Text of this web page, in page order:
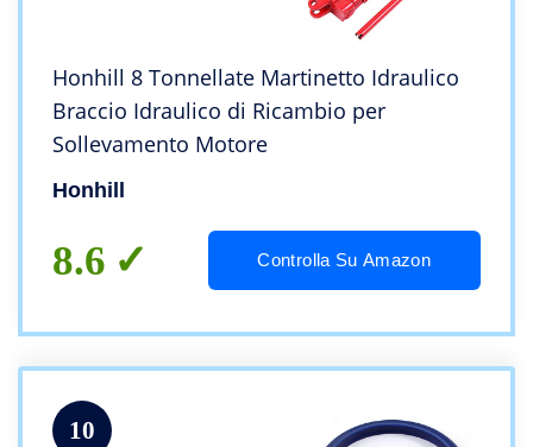
Honhill 8 Tonnellate Martinetto Idraulico
Braccio Idraulico di Ricambio per
Sollevamento Motore
Honhill
8.6 Controlla Su Amazon
10